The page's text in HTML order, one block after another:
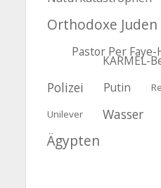
Orthodoxe Juden
Pastor Per
KARMEL-
Polizei Putin
Unilever Wasser
Ägypten